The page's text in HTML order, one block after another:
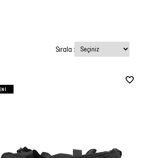
Sırala :